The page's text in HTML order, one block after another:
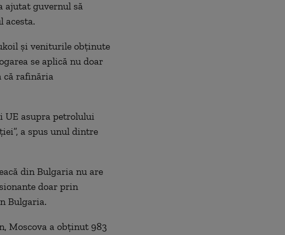
ajutat guvernul să
acesta.
și veniturile obținute
se aplică nu doar
că rafinăria
UE asupra petrolului
a spus unul dintre
din Bulgaria nu are
doar prin
Bulgaria.
Moscova a obținut 983